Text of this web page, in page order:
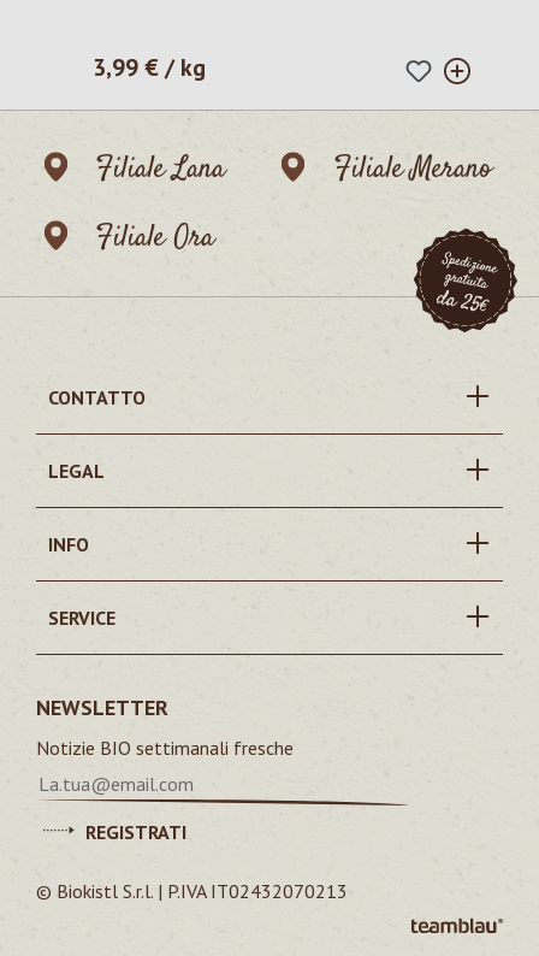
Prezzo normale:
3,99 € / kg
Filiale Lana
Filiale Merano
Filiale Ora
CONTATTO
LEGAL
INFO
SERVICE
NEWSLETTER
Notizie BIO settimanali fresche
REGISTRATI
© Biokistl S.r.l. | P.IVA IT02432070213